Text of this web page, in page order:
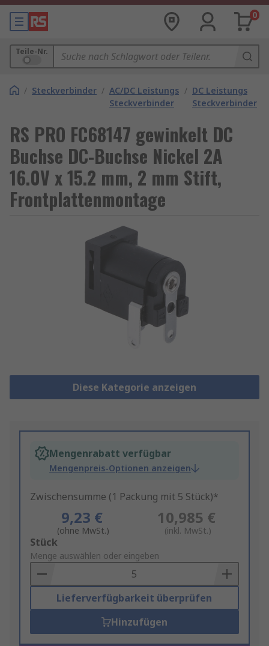
0
Teile-Nr.
/ Steckverbinder / AC/DC Leistungs
Steckverbinder
/ DC Leistungs
Steckverbinder
RS PRO FC68147 gewinkelt DC
Buchse DC-Buchse Nickel 2A
16.0V x 15.2 mm, 2 mm Stift,
Frontplattenmontage
Diese Kategorie anzeigen
Mengenrabatt verfügbar
Mengenpreis-Optionen anzeigen
Zwischensumme (1 Packung mit 5 Stück)*
9,23 €
(ohne MwSt.)
10,985 €
(inkl. MwSt.)
Add
to
Basket
Stück
Menge auswählen oder eingeben
Lieferverfügbarkeit überprüfen
Hinzufügen